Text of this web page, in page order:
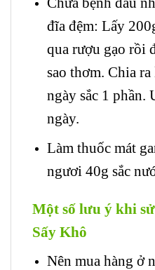
đĩa đệm: Lấy
qua rượu gạo rồi
sao thơm. Chia
ngày sắc 1 phần.
ngày.
Làm thuốc mát
ngươi 40g sắc
Một số lưu ý khi
Sấy Khô
Nên mua hàng ở